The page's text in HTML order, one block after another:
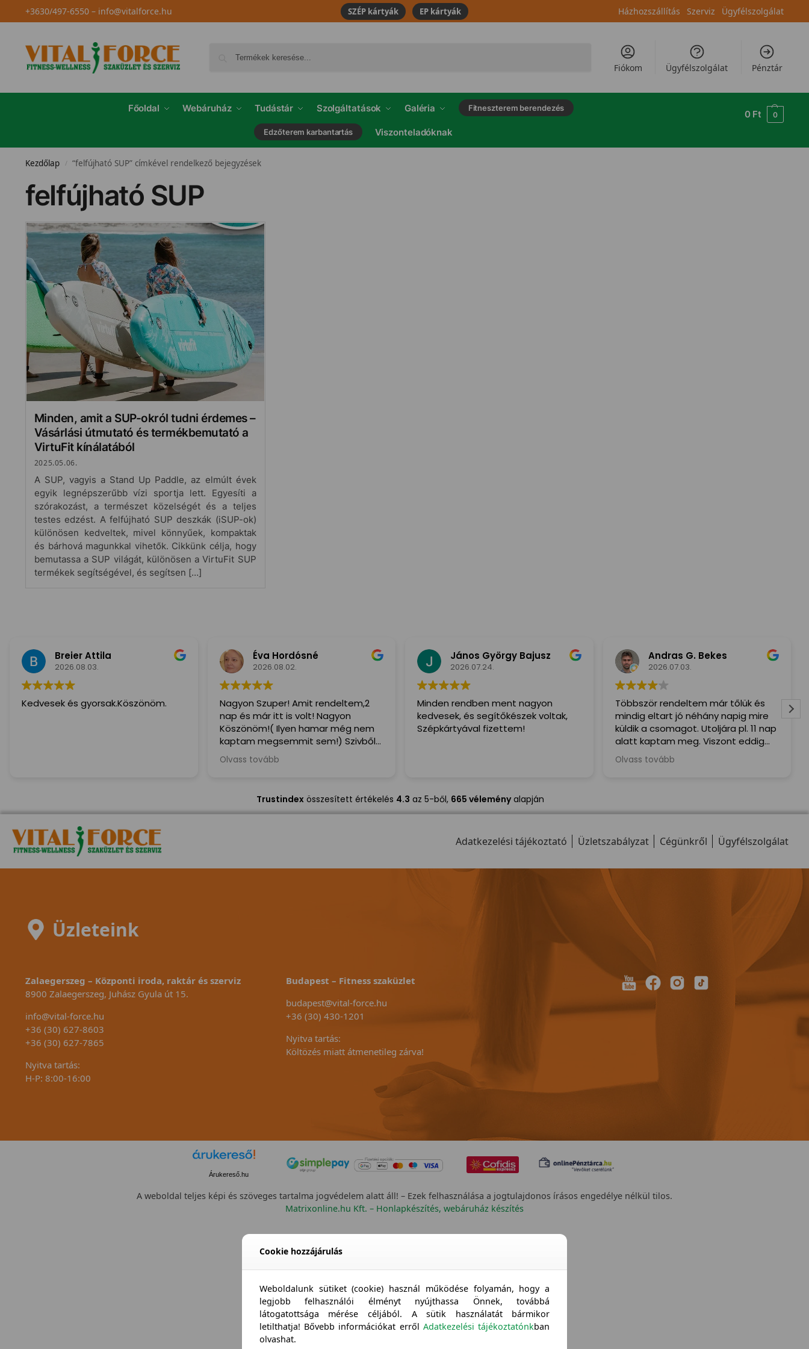
+3630/497-6550– info@vitalforce.hu SZÉP kártyák EP kártyák Házhozszállítás Szerviz Ügyfélszolgálat
Fiókom Ügyfélszolgálat Pénztár
Főoldal Webáruház Tudástár Szolgáltatások Galéria Fitneszterem berendezés
Edzőterem karbantartás Viszonteladóknak
0 Ft 0
Kezdőlap / “felfújható SUP” címkével rendelkező bejegyzések
felfújható SUP
Minden, amit a SUP-okról tudni érdemes –
Vásárlási útmutató és termékbemutató a
VirtuFit kínálatából
2025.05.06.
A SUP, vagyis a Stand Up Paddle, az elmúlt évek
egyik legnépszerűbb vízi sportja lett. Egyesíti a
szórakozást, a természet közelségét és a teljes
testes edzést. A felfújható SUP deszkák (iSUP-ok)
különösen kedveltek, mivel könnyűek, kompaktak
és bárhová magunkkal vihetők. Cikkünk célja, hogy
bemutassa a SUP világát, különösen a VirtuFit SUP
termékek segítségével, és segítsen […]
Breier Attila
2026.08.03.
Kedvesek és gyorsak.Köszönöm.
Éva Hordósné
2026.08.02.
Nagyon Szuper! Amit rendeltem,2
nap és már itt is volt! Nagyon
Köszönöm!( Ilyen hamar még nem
kaptam megsemmit sem!) Szivből
ajánlom mindenkinek,a Futár is irtó
kedves és Segitőkész volt!
Olvass tovább
János György Bajusz
2026.07.24.
Minden rendben ment nagyon
kedvesek, és segítőkészek voltak,
Szépkártyával fizettem!
Andras G. Bekes
2026.07.03.
Többször rendeltem már tőlük és
mindig eltart jó néhány napig mire
küldik a csomagot. Utoljára pl. 11 nap
alatt kaptam meg. Viszont eddig
mindig mindent megkaptam hiba
nélkül.
Olvass tovább
Trustindex összesített értékelés 4.3 az 5-ből, 665 véleményalapján
Adatkezelési tájékoztató Üzletszabályzat Cégünkről Ügyfélszolgálat
Üzleteink
Zalaegerszeg – Központi iroda, raktár és szerviz
8900 Zalaegerszeg, Juhász Gyula út 15.
info@vital-force.hu
+36 (30) 627-8603
+36 (30) 627-7865
Nyitva tartás:
H-P: 8:00-16:00
Budapest – Fitness szaküzlet
budapest@vital-force.hu
+36 (30) 430-1201
Nyitva tartás:
Költözés miatt átmenetileg zárva!
Árukereső.hu
A weboldal teljes képi és szöveges tartalma jogvédelem alatt áll! – Ezek felhasználása a jogtulajdonos írásos engedélye nélkül tilos.
Matrixonline.hu Kft. – Honlapkészítés, webáruház készítés
Cookie hozzájárulás
Weboldalunk sütiket (cookie) használ működése folyamán, hogy a
legjobb felhasználói élményt nyújthassa Önnek, továbbá
látogatottsága mérése céljából. A sütik használatát bármikor
letilthatja! Bővebb információkat erről Adatkezelési tájékoztatónkban
olvashat.